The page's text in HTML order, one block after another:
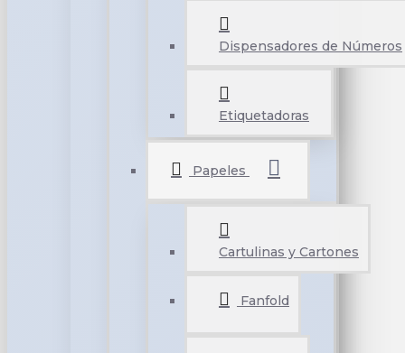
Dispensadores de Números
Etiquetadoras
Papeles
Cartulinas y Cartones
Fanfold